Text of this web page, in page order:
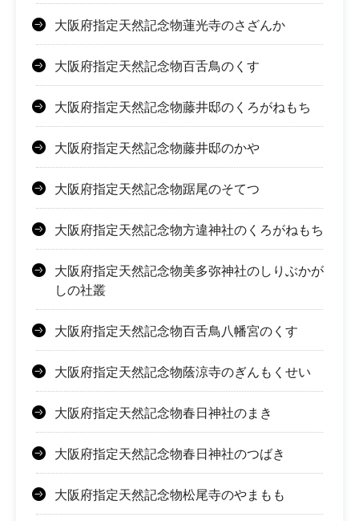
大阪府指定天然記念物蓮光寺のさざんか
大阪府指定天然記念物百舌鳥のくす
大阪府指定天然記念物藤井邸のくろがねもち
大阪府指定天然記念物藤井邸のかや
大阪府指定天然記念物踞尾のそてつ
大阪府指定天然記念物方違神社のくろがねもち
大阪府指定天然記念物美多弥神社のしりぶかが
しの社叢
大阪府指定天然記念物百舌鳥八幡宮のくす
大阪府指定天然記念物蔭涼寺のぎんもくせい
大阪府指定天然記念物春日神社のまき
大阪府指定天然記念物春日神社のつばき
大阪府指定天然記念物松尾寺のやまもも